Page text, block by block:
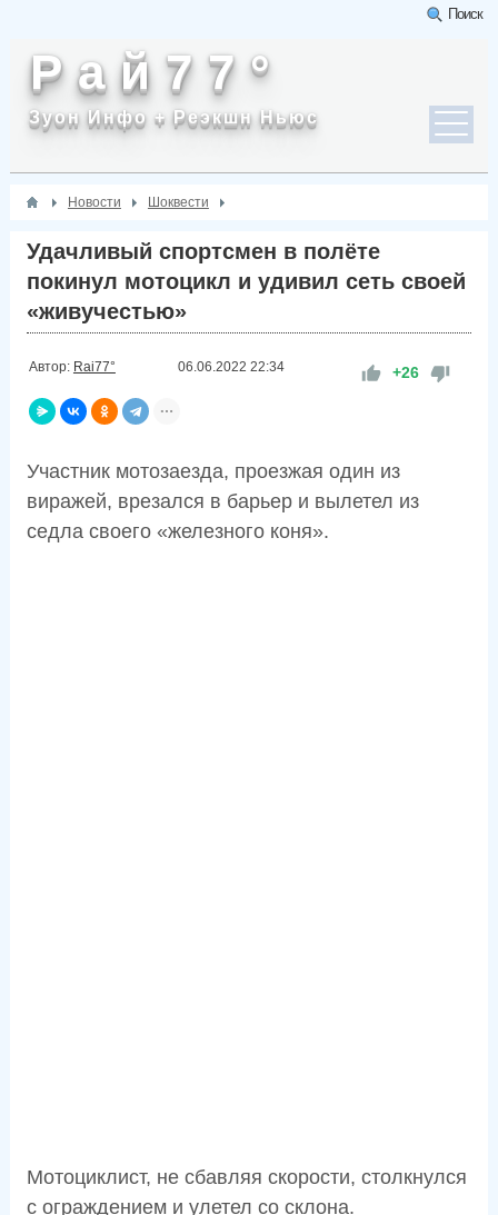
Поиск
Р а й 7 7 °
Зуон Инфо + Реэкшн Ньюс
Новости Шоквести
Удачливый спортсмен в полёте
покинул мотоцикл и удивил сеть своей
«живучестью»
Автор: Rai77° 06.06.2022 22:34 +26
Участник мотозаезда, проезжая один из
виражей, врезался в барьер и вылетел из
седла своего «железного коня».
Мотоциклист, не сбавляя скорости, столкнулся
с ограждением и улетел со склона.